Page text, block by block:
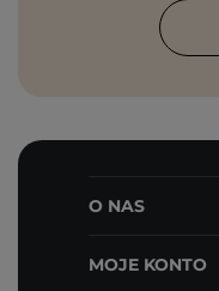
O NAS
MOJE KONTO